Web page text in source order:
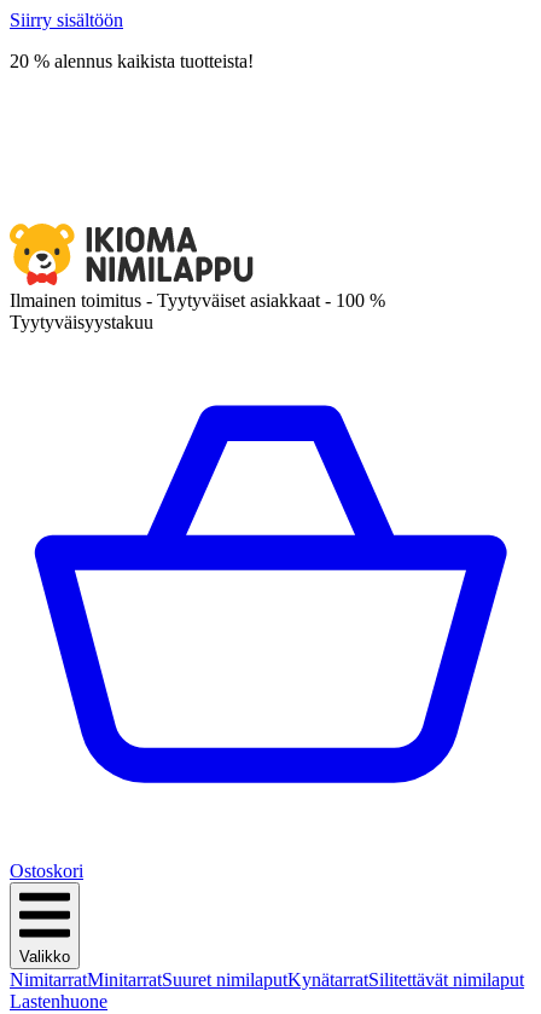
Siirry sisältöön
20 % alennus kaikista tuotteista!
Ilmainen toimitus - Tyytyväiset asiakkaat - 100 %
Tyytyväisyystakuu
Ostoskori
Valikko
NimitarratMinitarratSuuret nimilaputKynätarratSilitettävät nimilaput
Lastenhuone